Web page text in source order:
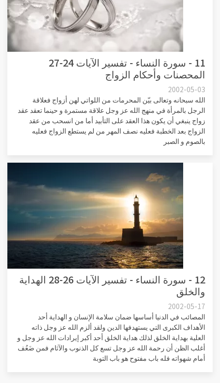
11 - سورة النساء - تفسير الآيات 24-27
المحصنات وأحكام الزواج
2002-05-03
الله سبحانه وتعالى بيّن المحرمات من اللواتي لهن أزواج فعلاقة
الرجل بالمرأة في منهج الله عز وجل علاقة مستمرة و حينما تعقد عقد
زواج ينبغي أن يكون هذا العقد على التأبيد أما من انسحب من عقد
الزواج بعد الخطبة فعليه نصف المهر من لم يستطع الزواج فعليه
بالصوم و الصبر
12 - سورة النساء - تفسير الآيات 26-28 الهداية
والخلق
2002-05-17
المصائب في الدنيا أساسها ضمان سلامة الإنسان و الهداية أحد
الأهداف الكبرى التي يستهدفها الدين ولقد ألزم الله عز وجل ذاته
العلية بهداية الخلق لذلك هداية الخلق أحد أكبر إيرادات الله عز وجل و
أغلب الظن أن رحمة الله عز وجل تسع كل الذنوب والآثام فمن ضَعُف
أمام شهواته فله باب مفتوح هو باب التوبة